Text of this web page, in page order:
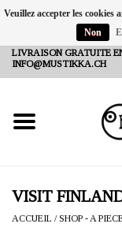
LIVRAISON GRATUITE
INFO@MUSTIKKA.CH
NEW IN
SHOP - A PIECE OF
FINLAND FOR YOU
VISIT
ACCUEIL /SHOP - A
Veuillez accepter les
Non